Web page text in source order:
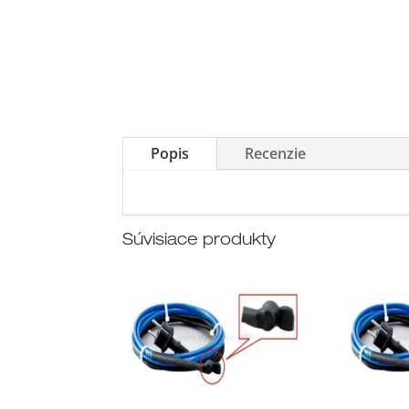
Popis Recenzie
Súvisiace produkty